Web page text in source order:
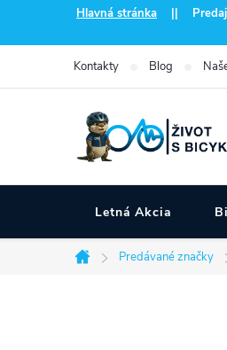
Hlavná stránka ||
Kontakty Blog
Letná Akcia
Domov
Predávané značky